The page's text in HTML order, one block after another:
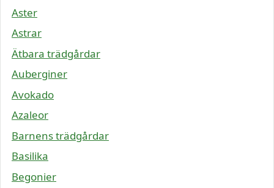
Aster
Astrar
Ätbara trädgårdar
Auberginer
Avokado
Azaleor
Barnens trädgårdar
Basilika
Begonier